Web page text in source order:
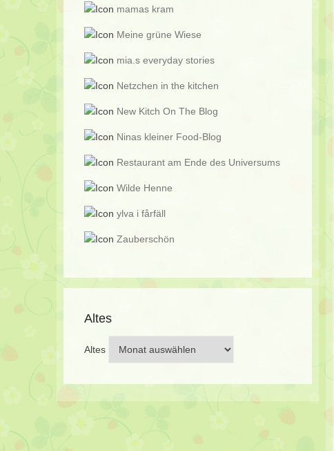
mamas kram
Meine grüne Wiese
mia.s everyday stories
Netzchen in the kitchen
New Kitch On The Blog
Ninas kleiner Food-Blog
Restaurant am Ende des Universums
Wilde Henne
ylva i fårfäll
Zauberschön
Altes
Altes